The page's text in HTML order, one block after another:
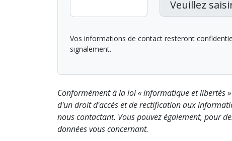
Vos informations de contact resteront
signalement.
Conformément à la loi « informatique et libertés
d'un droit d'accès et de rectification aux
nous contactant. Vous pouvez également, pour
données vous concernant.